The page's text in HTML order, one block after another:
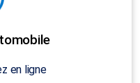
en ligne